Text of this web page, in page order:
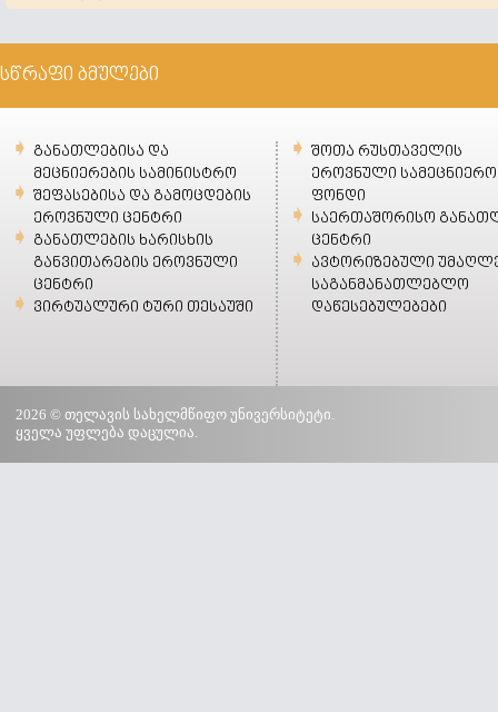
სწრაფი ბმულები
განათლებისა და
მეცნიერების სამინისტრო
შეფასებისა და გამოცდების
ეროვნული ცენტრი
განათლების ხარისხის
განვითარების ეროვნული
ცენტრი
ვირტუალური ტური თესაუში
შოთა რუსთაველის
ეროვნული სამეცნიერო
ფონდი
საერთაშორისო
ცენტრი
ავტორიზებული
საგანმანათლებლო
დაწესებულებები
2026 © თელავის სახელმწიფო უნივერსიტეტი.
ყველა უფლება დაცულია.